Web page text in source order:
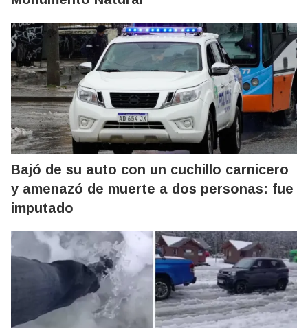
Bajó de su auto con un cuchillo carnicero
y amenazó de muerte a dos personas: fue
imputado